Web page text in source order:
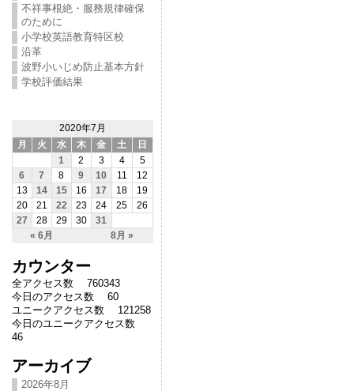
不祥事根絶・服務規律確保
のために
小学校英語教育特区校
沿革
波野小いじめ防止基本方針
学校評価結果
2020年7月
月
火 水 木 金 土 日
« 6月 8月 »
1 2 3 4
5
6
7 8 9 10 11
12
13
14 15 16 17 18
19
20
21 22 23 24 25
26
27
28 29 30 31
カウンター
全アクセス数 760343
今日のアクセス数 60
ユニークアクセス数 121258
今日のユニークアクセス数
46
アーカイブ
2026年8月